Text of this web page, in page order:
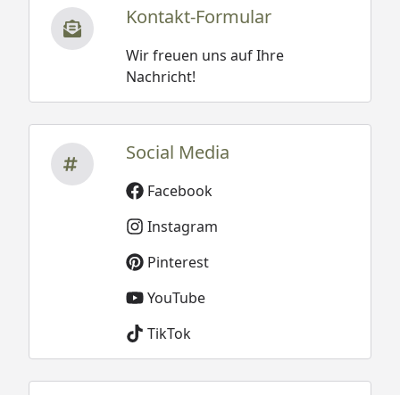
Kontakt-Formular
Wir freuen uns auf Ihre
Nachricht!
Social Media
Facebook
Instagram
Pinterest
YouTube
TikTok